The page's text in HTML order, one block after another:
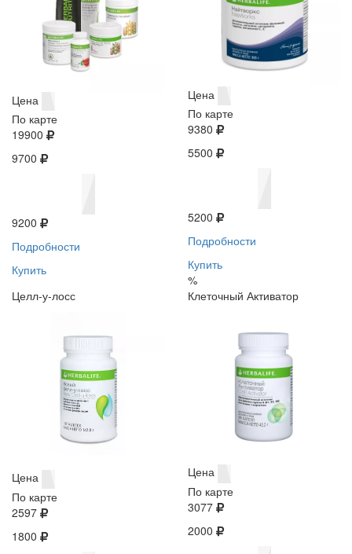
Цена
По карте
19900
9700
9200
Подробности
Купить
Цена
По карте
9380
5500
5200
Подробности
Купить
%
Целл-у-лосс
Цена
По карте
2597
1800
Клеточный Активатор
Цена
По карте
3077
2000